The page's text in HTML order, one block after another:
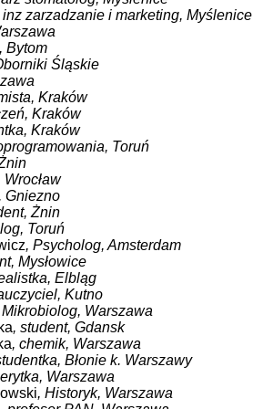
inz zarzadzanie i marketing, Myślenice
Bytom
Śląskie
Kraków
Kraków
Kraków
Toruń
Gniezno
Żnin
Toruń
, Psycholog, Amsterdam
Mysłowice
Elbląg
Kutno
Mikrobiolog, Warszawa
, student, Gdansk
, chemik, Warszawa
Błonie k. Warszawy
Warszawa
, Historyk, Warszawa